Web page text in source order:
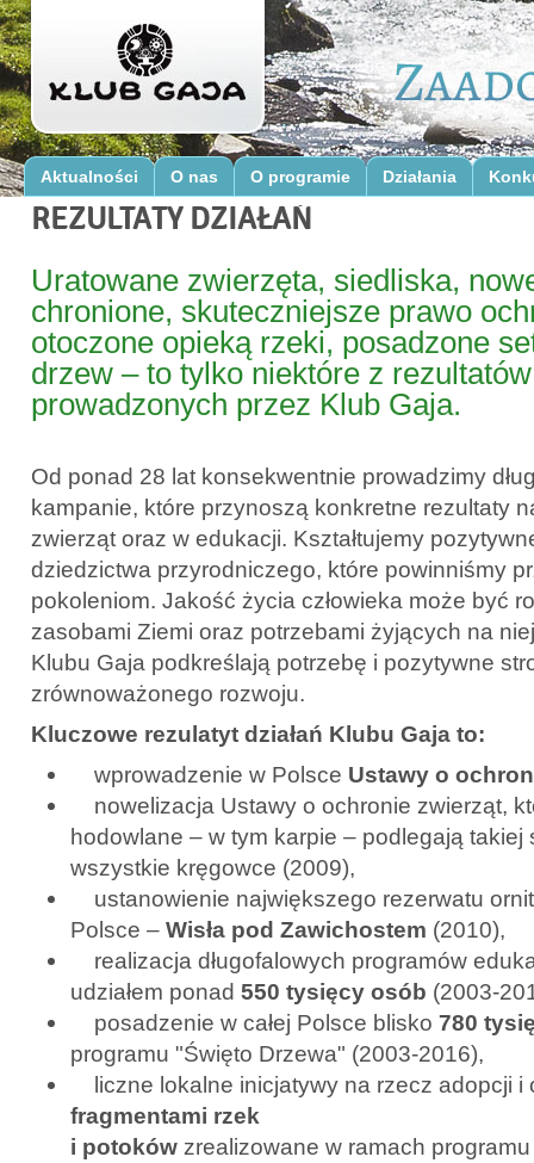
Aktualności O nas O programie Działania
REZULTATY DZIAŁAŃ
Uratowane zwierzęta, siedliska,
chronione, skuteczniejsze prawo
otoczone opieką rzeki, posadzone
drzew – to tylko niektóre z rezultatów
prowadzonych przez Klub Gaja.
Od ponad 28 lat konsekwentnie prowadzimy
kampanie, które przynoszą konkretne rezultaty
zwierząt oraz w edukacji. Kształtujemy
dziedzictwa przyrodniczego, które powinniśmy
pokoleniom. Jakość życia człowieka może być
zasobami Ziemi oraz potrzebami żyjących na
Klubu Gaja podkreślają potrzebę i pozytywne
zrównoważonego rozwoju.
Kluczowe rezulatyt działań Klubu Gaja to:
wprowadzenie w Polsce Ustawy o
nowelizacja Ustawy o ochronie zwierząt,
hodowlane – w tym karpie – podlegają takiej
wszystkie kręgowce (2009),
ustanowienie największego rezerwatu
Polsce – Wisła pod Zawichostem (2010),
realizacja długofalowych programów
udziałem ponad 550 tysięcy osób (2003-
posadzenie w całej Polsce blisko 780
programu "Święto Drzewa" (2003-2016),
liczne lokalne inicjatywy na rzecz adopcji i
fragmentami rzek
i potokówzrealizowane w ramach